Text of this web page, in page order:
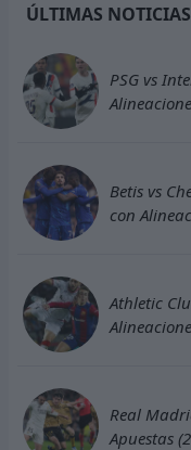
ÚLTIMAS NOTICIAS
PSG vs
Betis vs
con
Athletic
Real
Apuestas